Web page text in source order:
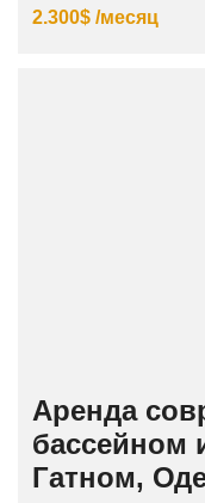
2.300$ /месяц
Аренда
бассейном
Гатном,